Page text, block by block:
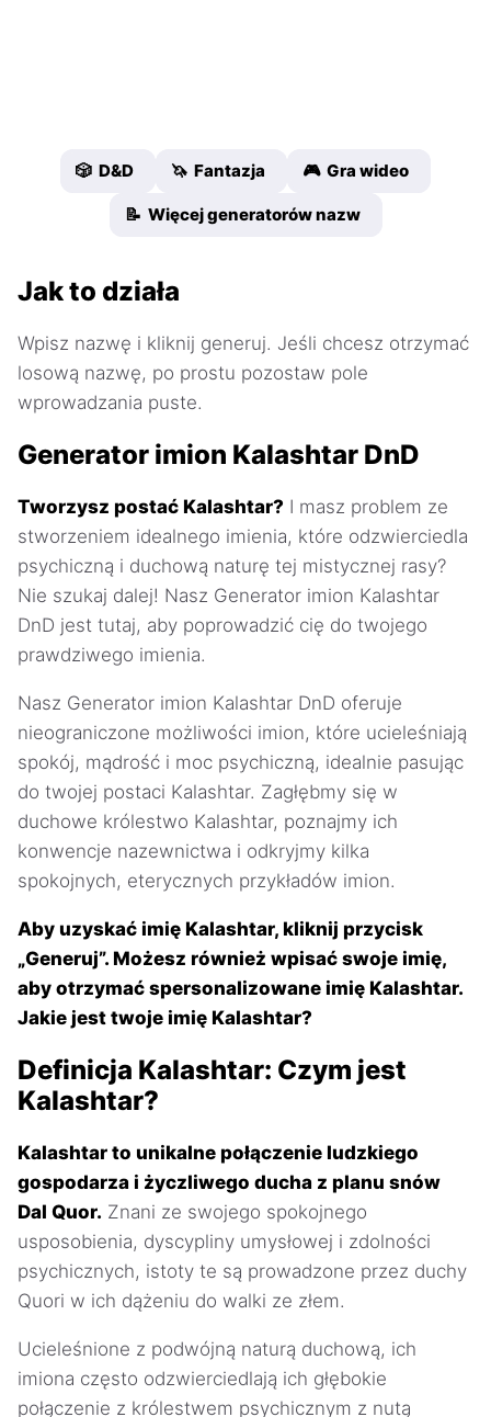
🎲 D&D 🦄 Fantazja 🎮 Gra wideo
📝 Więcej generatorów nazw
Jak to działa
Wpisz nazwę i kliknij generuj. Jeśli chcesz otrzymać
losową nazwę, po prostu pozostaw pole
wprowadzania puste.
Generator imion Kalashtar DnD
Tworzysz postać Kalashtar? I masz problem ze
stworzeniem idealnego imienia, które odzwierciedla
psychiczną i duchową naturę tej mistycznej rasy?
Nie szukaj dalej! Nasz Generator imion Kalashtar
DnD jest tutaj, aby poprowadzić cię do twojego
prawdziwego imienia.
Nasz Generator imion Kalashtar DnD oferuje
nieograniczone możliwości imion, które ucieleśniają
spokój, mądrość i moc psychiczną, idealnie pasując
do twojej postaci Kalashtar. Zagłębmy się w
duchowe królestwo Kalashtar, poznajmy ich
konwencje nazewnictwa i odkryjmy kilka
spokojnych, eterycznych przykładów imion.
Aby uzyskać imię Kalashtar, kliknij przycisk
„Generuj”. Możesz również wpisać swoje imię,
aby otrzymać spersonalizowane imię Kalashtar.
Jakie jest twoje imię Kalashtar?
Definicja Kalashtar: Czym jest
Kalashtar?
Kalashtar to unikalne połączenie ludzkiego
gospodarza i życzliwego ducha z planu snów
Dal Quor. Znani ze swojego spokojnego
usposobienia, dyscypliny umysłowej i zdolności
psychicznych, istoty te są prowadzone przez duchy
Quori w ich dążeniu do walki ze złem.
Ucieleśnione z podwójną naturą duchową, ich
imiona często odzwierciedlają ich głębokie
połączenie z królestwem psychicznym z nutą